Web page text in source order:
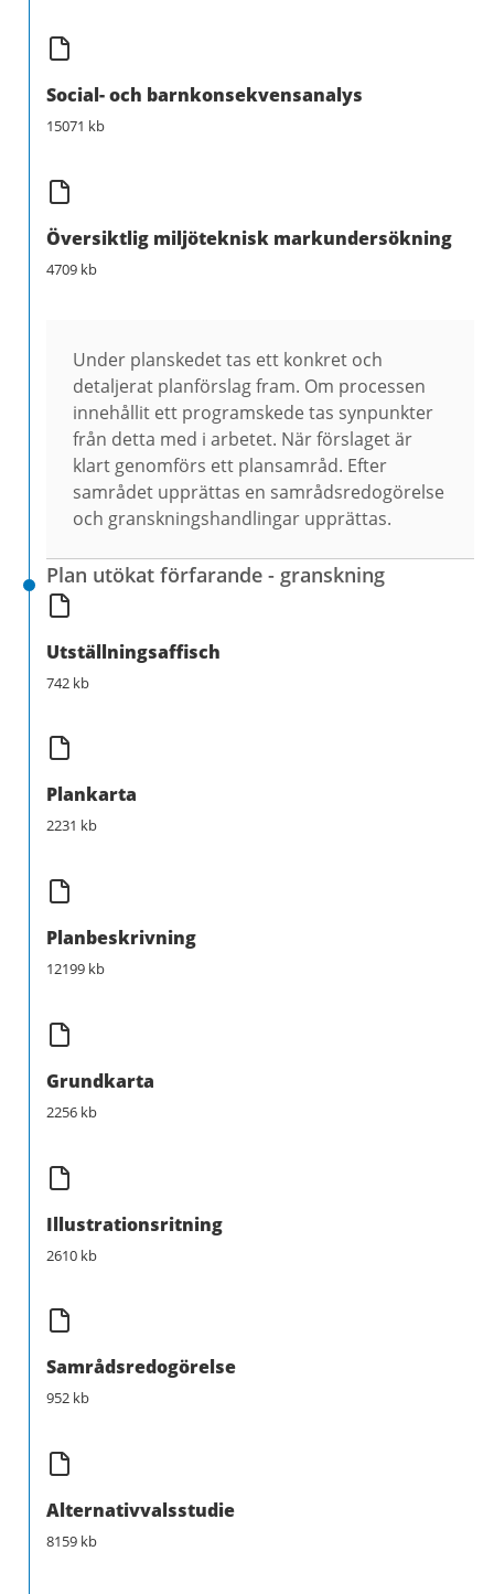
Social- och barnkonsekvensanalys
15071 kb
Översiktlig miljöteknisk markundersökning
4709 kb
Under planskedet tas ett konkret och
detaljerat planförslag fram. Om processen
innehållit ett programskede tas synpunkter
från detta med i arbetet. När förslaget är
klart genomförs ett plansamråd. Efter
samrådet upprättas en samrådsredogörelse
och granskningshandlingar upprättas.
Plan utökat förfarande - granskning
Utställningsaffisch
742 kb
Plankarta
2231 kb
Planbeskrivning
12199 kb
Grundkarta
2256 kb
Illustrationsritning
2610 kb
Samrådsredogörelse
952 kb
Alternativvalsstudie
8159 kb